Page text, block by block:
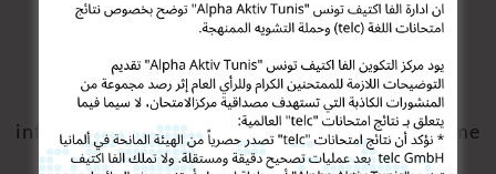
On peut combiner ce cours avec ou bien le
programme de cours « Allemand pour les
infirmières / personnel médical », ou le programme
de cours d’Allemand pour les médecins.